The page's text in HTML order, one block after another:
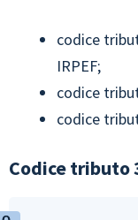
codice
IRPEF;
codice
codice
Codice tributo